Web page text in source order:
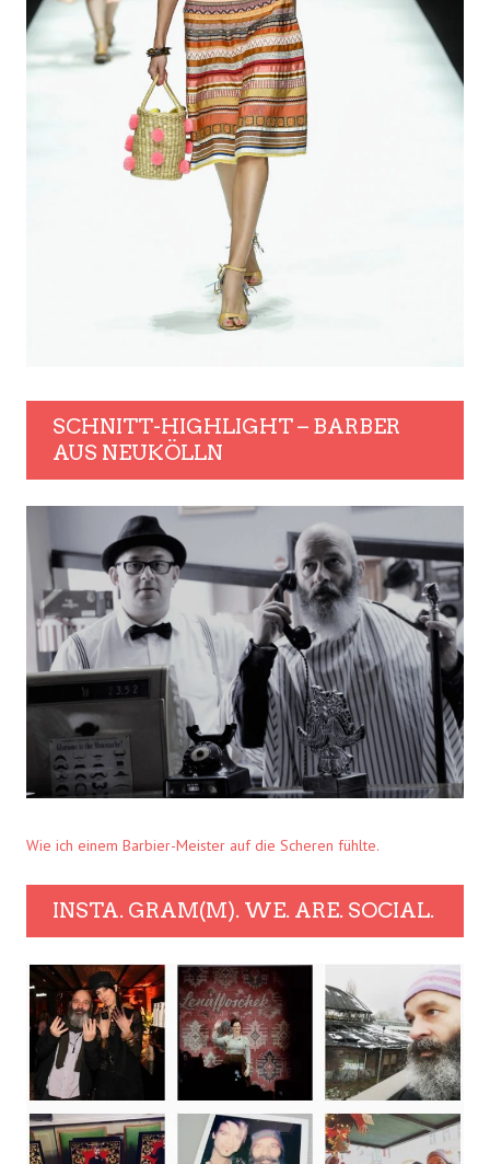
SCHNITT-HIGHLIGHT – BARBER
AUS NEUKÖLLN
Wie ich einem Barbier-Meister auf die Scheren fühlte.
INSTA. GRAM(M). WE. ARE. SOCIAL.